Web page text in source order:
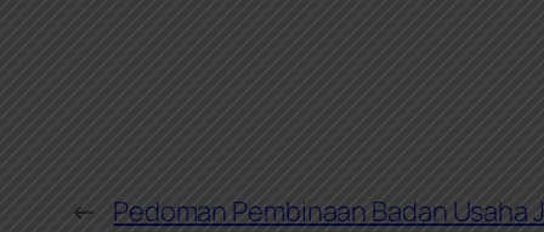
← Pedoman Pembinaan Badan Usaha